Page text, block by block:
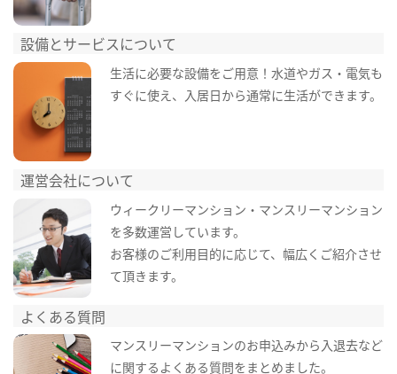
設備とサービスについて
生活に必要な設備をご用意！水道やガス・電気も
すぐに使え、入居日から通常に生活ができます。
運営会社について
ウィークリーマンション・マンスリーマンション
を多数運営しています。
お客様のご利用目的に応じて、幅広くご紹介させ
て頂きます。
よくある質問
マンスリーマンションのお申込みから入退去など
に関するよくある質問をまとめました。